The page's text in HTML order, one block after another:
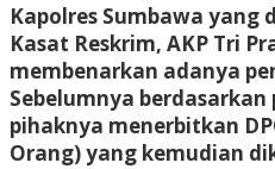
Kapolres Sumbawa
Kasat Reskrim, AKP Tri
membenarkan adanya
Sebelumnya berdasarkan
pihaknya menerbitkan
Orang) yang kemudian